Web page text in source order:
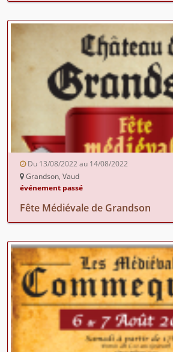
Du 13/08/2022 au 14/08/2022
Grandson, Vaud
événement passé
Fête Médiévale de Grandson